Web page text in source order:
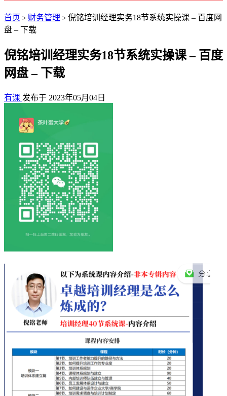
首页 > 财务管理 > 倪铭培训经理实务18节系统实操课 – 百度网
盘 – 下载
倪铭培训经理实务18节系统实操课 – 百度
网盘 – 下载
有课 发布于 2023年05月04日